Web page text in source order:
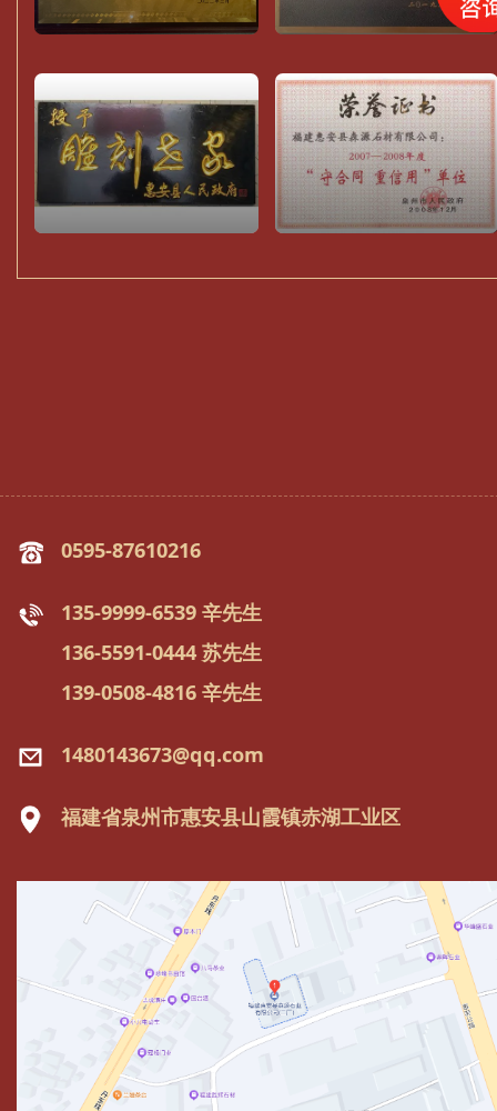
0595-87610216
135-9999-6539 辛先生
136-5591-0444 苏先生
139-0508-4816 辛先生
1480143673@qq.com
福建省泉州市惠安县山霞镇赤湖工业区